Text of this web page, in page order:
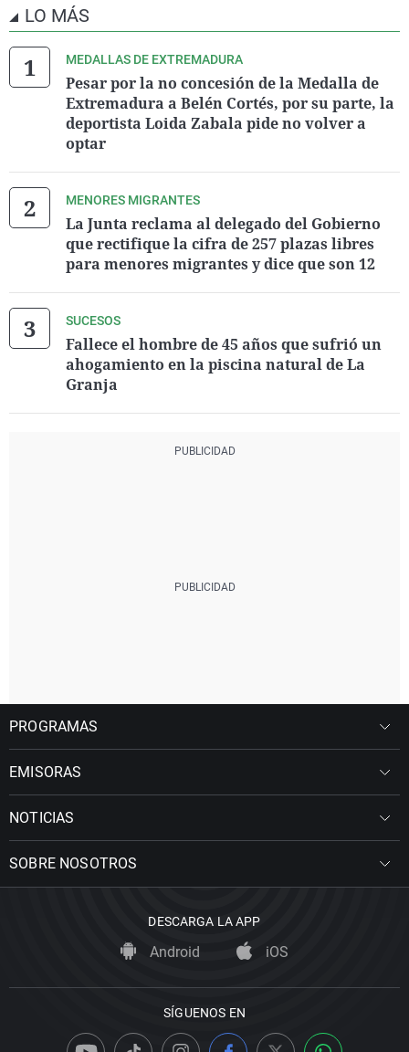
LO MÁS
MEDALLAS DE EXTREMADURA
Pesar por la no concesión de la Medalla de
Extremadura a Belén Cortés, por su parte, la
deportista Loida Zabala pide no volver a
optar
MENORES MIGRANTES
La Junta reclama al delegado del Gobierno
que rectifique la cifra de 257 plazas libres
para menores migrantes y dice que son 12
SUCESOS
Fallece el hombre de 45 años que sufrió un
ahogamiento en la piscina natural de La
Granja
PROGRAMAS
EMISORAS
NOTICIAS
SOBRE NOSOTROS
DESCARGA LA APP
Android iOS
SÍGUENOS EN